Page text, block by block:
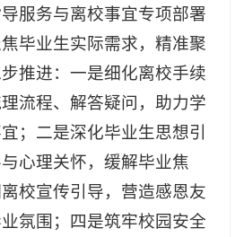
服务与离校事宜专项部署
毕业生实际需求，精准聚
推进：一是细化离校手续
流程、解答疑问，助力学
；二是深化毕业生思想引
心理关怀，缓解毕业焦
校宣传引导，营造感恩友
氛围；四是筑牢校园安全